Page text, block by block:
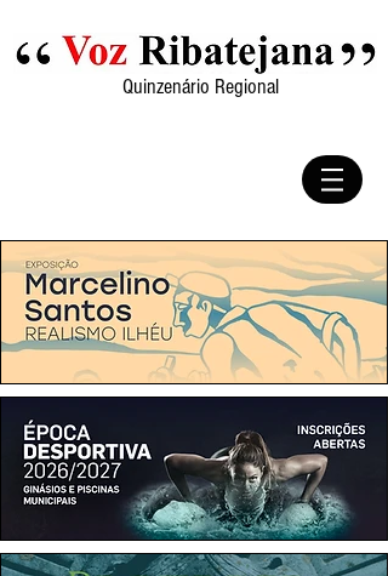
Quinzenário Regional